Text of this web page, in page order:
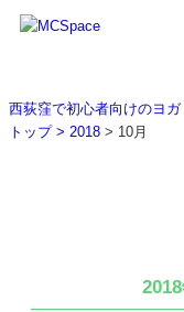
西荻窪で初心者向けのヨ
トップ > 2018 > 10月